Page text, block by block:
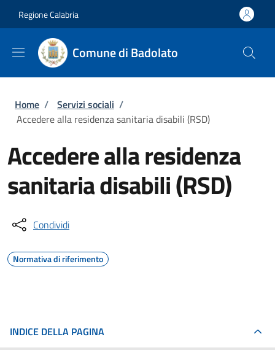
Regione Calabria
Comune di Badolato
Briciole di pane
Home / Servizi sociali /
Accedere alla residenza sanitaria disabili (RSD)
Accedere alla residenza
sanitaria disabili (RSD)
Condividi
Normativa di riferimento
INDICE DELLA PAGINA